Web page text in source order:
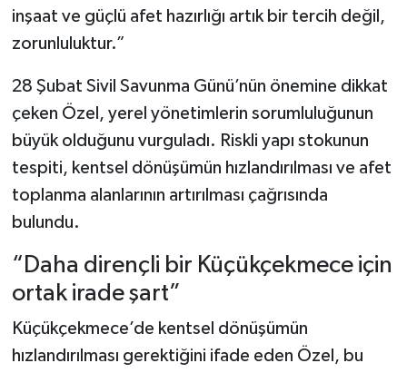
inşaat ve güçlü afet hazırlığı artık bir tercih değil,
zorunluluktur.”
28 Şubat Sivil Savunma Günü’nün önemine dikkat
çeken Özel, yerel yönetimlerin sorumluluğunun
büyük olduğunu vurguladı. Riskli yapı stokunun
tespiti, kentsel dönüşümün hızlandırılması ve afet
toplanma alanlarının artırılması çağrısında
bulundu.
“Daha dirençli bir Küçükçekmece için
ortak irade şart”
Küçükçekmece’de kentsel dönüşümün
hızlandırılması gerektiğini ifade eden Özel, bu